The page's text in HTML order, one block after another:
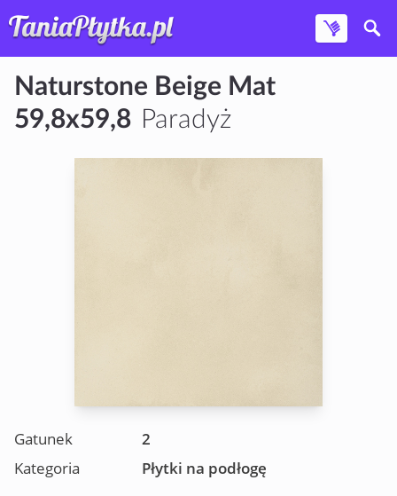
Naturstone Beige Mat
59,8x59,8 Paradyż
Gatunek
2
Kategoria
Płytki na podłogę